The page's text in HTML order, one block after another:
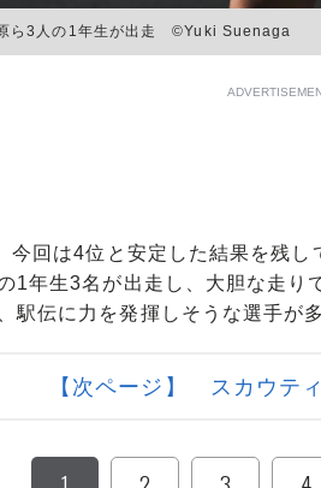
ら3人の1年生が出走 ©Yuki Suenaga
回は4位と安定した結果を残し
1年生3名が出走し、大胆な走り
駅伝に力を発揮しそうな選手が多
【次ページ】 スカウテ